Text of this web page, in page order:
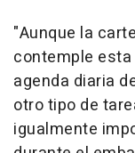
"Aunque la
contemple
agenda diaria
otro tipo de
igualmente